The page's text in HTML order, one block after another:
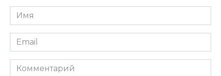
Имя
*
Email
*
Комментарий